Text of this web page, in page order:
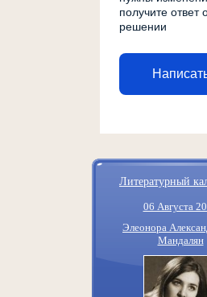
получите ответ
решении
Литературный
06 Августа
Элеонора
Мандалян